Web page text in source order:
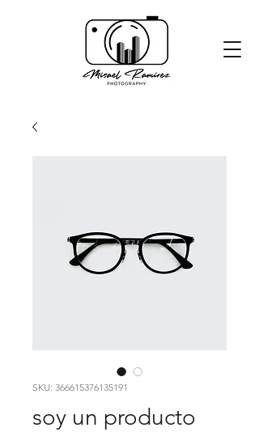
SKU: 366615376135191
soy un producto